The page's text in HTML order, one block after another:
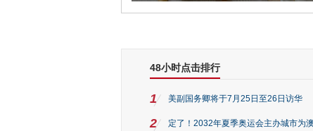
48小时点击排行
1 美副国务卿将于7月25日至26日访华
2 定了！2032年夏季奥运会主办城市为